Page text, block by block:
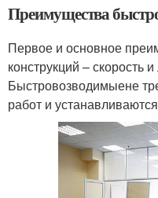
Преимущества
Первое и основное
конструкций – скорость
Быстровозводимыене
работ и